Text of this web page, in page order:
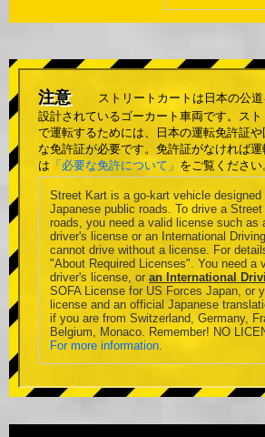
注意
ストリートカートは日本の公
設計されているゴーカート車両です。ス
で運転するためには、日本の運転免許証
な免許証が必要です。免許証がなければ
は 「必要な免許について」 をご覧ください
Street Kart is a go-kart vehicle designed
Japanese public roads. To drive a
roads, you need a valid license such as
driver's license or an International
cannot drive without a license. For
"About Required Licenses". You need a
driver's license, or an International
SOFA License for US Forces Japan, or
license and an official Japanese
if you are from Switzerland, Germany,
Belgium, Monaco. Remember! NO
For more information.